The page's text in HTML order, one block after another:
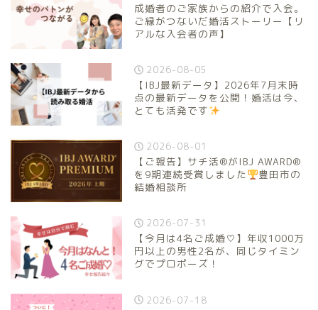
成婚者のご家族からの紹介で入会。
ご縁がつないだ婚活ストーリー【リ
アルな入会者の声】
2026-08-05
【IBJ最新データ】2026年7月末時
点の最新データを公開！婚活は今、
とても活発です
2026-08-01
【ご報告】サチ活®がIBJ AWARD®
を9期連続受賞しました
豊田市の
結婚相談所
2026-07-31
【今月は4名ご成婚♡】年収1000万
円以上の男性2名が、同じタイミン
グでプロポーズ！
2026-07-18